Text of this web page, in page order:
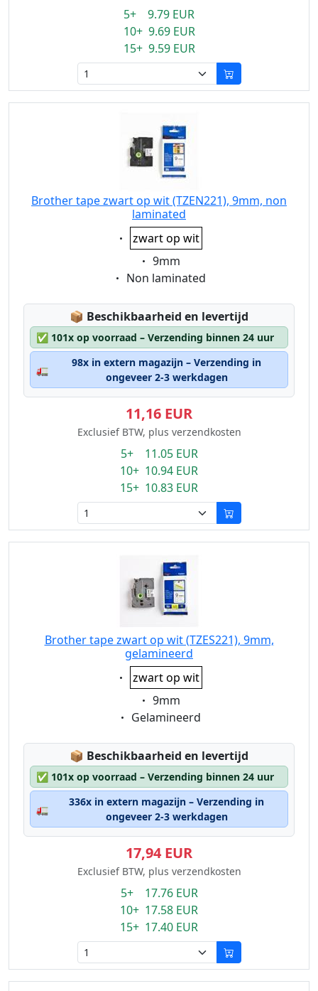
5+ 9.79 EUR
10+ 9.69 EUR
15+ 9.59 EUR
Brother tape zwart op wit (TZEN221), 9mm, non
laminated
Eigenschaft:
zwart op wit
Eigenschaft:
9mm
Eigenschaft:
Non laminated
📦 Lagerstatus:
Beschikbaarheid en levertijd
✅ 101x op voorraad – Verzending binnen 24 uur
🚛
98x in extern magazijn – Verzending in
ongeveer 2-3 werkdagen
11,16 EUR
Exclusief BTW, plus verzendkosten
5+ 11.05 EUR
10+ 10.94 EUR
15+ 10.83 EUR
Brother tape zwart op wit (TZES221), 9mm,
gelamineerd
Eigenschaft:
zwart op wit
Eigenschaft:
9mm
Eigenschaft:
Gelamineerd
📦 Lagerstatus:
Beschikbaarheid en levertijd
✅ 101x op voorraad – Verzending binnen 24 uur
🚛
336x in extern magazijn – Verzending in
ongeveer 2-3 werkdagen
17,94 EUR
Exclusief BTW, plus verzendkosten
5+ 17.76 EUR
10+ 17.58 EUR
15+ 17.40 EUR